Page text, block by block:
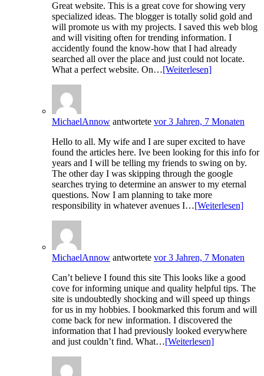
Great website. This is a great cove for showing very
specialized ideas. The blogger is totally solid gold and
will promote us with my projects. I saved this web blog
and will visiting often for trending information. I
accidently found the know-how that I had already
searched all over the place and just could not locate.
What a perfect website. On…[Weiterlesen]
MichaelAnnow antwortete vor 3 Jahren, 7 Monaten
Hello to all. My wife and I are super excited to have
found the articles here. Ive been looking for this info for
years and I will be telling my friends to swing on by.
The other day I was skipping through the google
searches trying to determine an answer to my eternal
questions. Now I am planning to take more
responsibility in whatever avenues I…[Weiterlesen]
MichaelAnnow antwortete vor 3 Jahren, 7 Monaten
Can’t believe I found this site This looks like a good
cove for informing unique and quality helpful tips. The
site is undoubtedly shocking and will speed up things
for us in my hobbies. I bookmarked this forum and will
come back for new information. I discovered the
information that I had previously looked everywhere
and just couldn’t find. What…[Weiterlesen]